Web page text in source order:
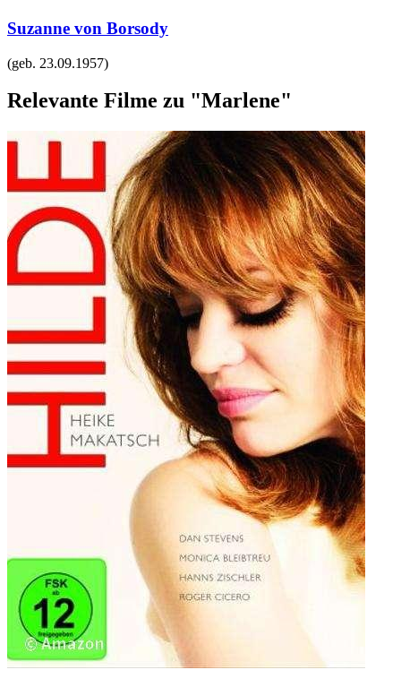
Suzanne von Borsody
(geb. 23.09.1957)
Relevante Filme zu "Marlene"